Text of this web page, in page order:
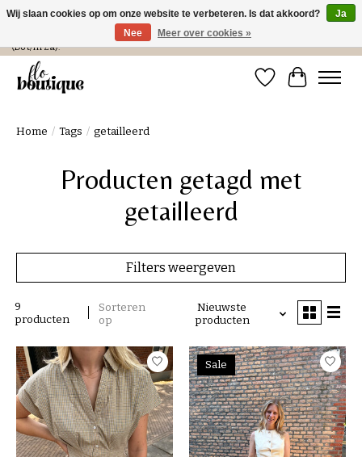
Verzending in NL € 4,99 en gratis bij een bestelling > € 100 of afhalen in de winkel
(Do t/m Za).
Verlanglijst
Home / Tags / getailleerd
Producten getagd met
getailleerd
Filters weergeven
9
producten
Sorteren
op
Nieuwste
producten
Sale
Wij slaan cookies op om onze website te verbeteren. Is dat akkoord?
Ja
Nee
Meer over cookies »